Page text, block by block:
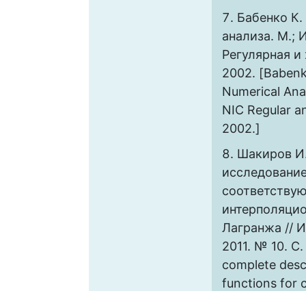
Бабенко
анализа. М.;
Регулярная
2002.
Numerical
NIC Regular
2002.]
Шакиров
Лагранжа //
2011. № 10.
complete
functions for